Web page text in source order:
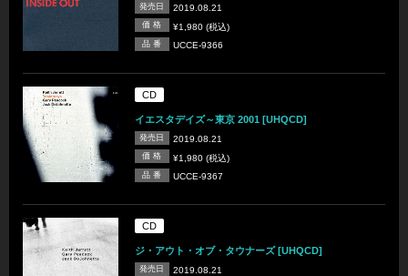
発売日 2019.08.21
価 格 ¥1,980 (税込)
品 番 UCCE-9366
CD
イエスタデイズ～東京 2001 [UHQCD]
発売日 2019.08.21
価 格 ¥1,980 (税込)
品 番 UCCE-9367
CD
ジ・アウト・オブ・タウナーズ [UHQCD]
発売日 2019.08.21